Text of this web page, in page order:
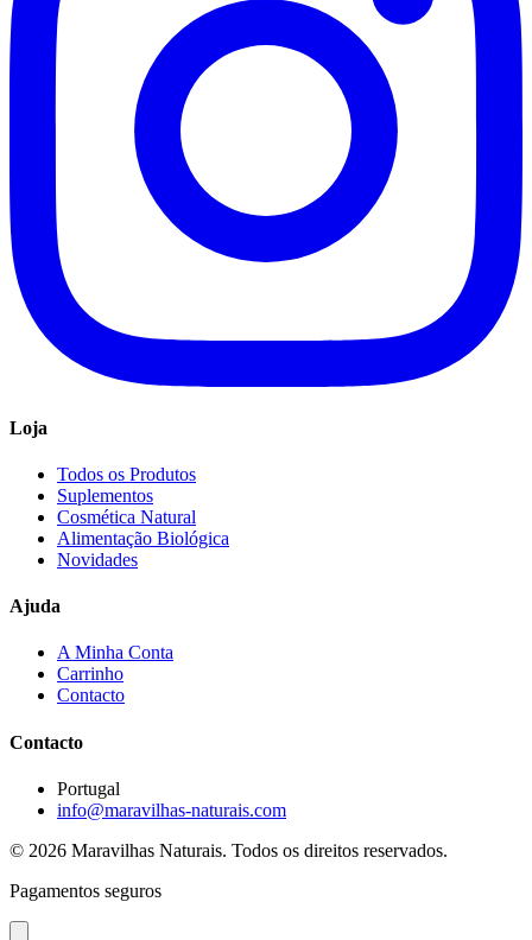
Loja
Todos os Produtos
Suplementos
Cosmética Natural
Alimentação Biológica
Novidades
Ajuda
A Minha Conta
Carrinho
Contacto
Contacto
Portugal
info@maravilhas-naturais.com
© 2026 Maravilhas Naturais. Todos os direitos reservados.
Pagamentos seguros